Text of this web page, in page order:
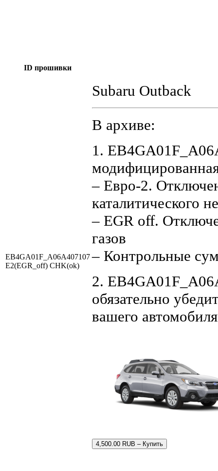
ID прошивки
EB4GA01F_A06A407107
E2(EGR_off) CHK(ok)
Subaru Outback
В архиве:
1.
– Евро-2.
каталитического
– EGR off.
газов
– Контрольные
2.
обязательно
вашего автомобиля
4,500.00 RUB – Купить